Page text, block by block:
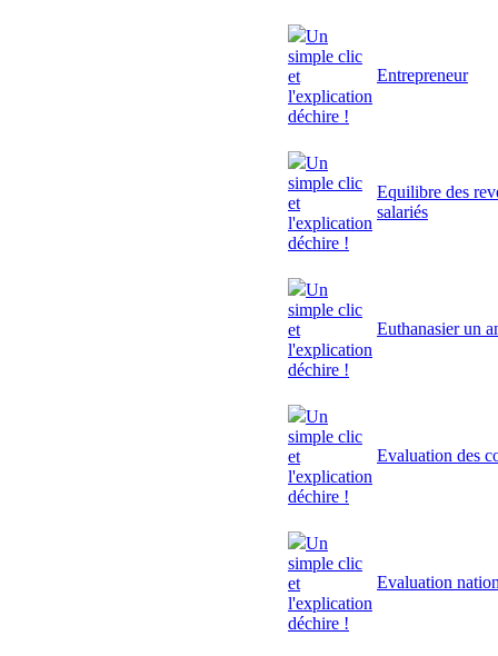
Un
simple clic
et
l'explication
déchire !
Entrepreneur
Un
simple clic
et
l'explication
déchire !
Equilibre des
salariés
Un
simple clic
et
l'explication
déchire !
Euthanasier un
Un
simple clic
et
l'explication
déchire !
Evaluation des
Un
simple clic
et
l'explication
déchire !
Evaluation